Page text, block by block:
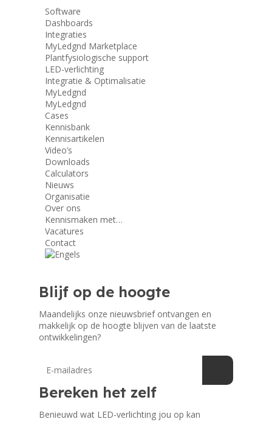
Software
Dashboards
Integraties
MyLedgnd Marketplace
Plantfysiologische support
LED-verlichting
Integratie & Optimalisatie
MyLedgnd
MyLedgnd
Cases
Kennisbank
Kennisartikelen
Video’s
Downloads
Calculators
Nieuws
Organisatie
Over ons
Kennismaken met…
Vacatures
Contact
Blijf op de hoogte
Maandelijks onze nieuwsbrief ontvangen en
makkelijk op de hoogte blijven van de laatste
ontwikkelingen?
Bereken het zelf
Benieuwd wat LED-verlichting jou op kan